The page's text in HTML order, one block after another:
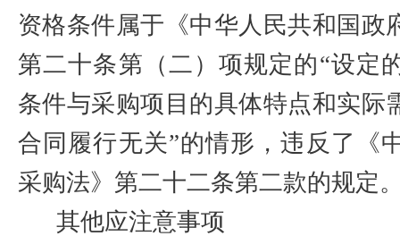
资格条件属于《中华人民共和国政
第二十条第（二）项规定的“设定
条件与采购项目的具体特点和实际
合同履行无关”的情形，违反了《
采购法》第二十二条第二款的规定
其他应注意事项